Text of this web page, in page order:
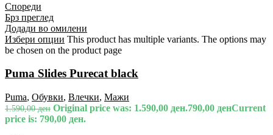
Спореди
Брз преглед
Додади во омилени
Избери опции This product has multiple variants. The options may
be chosen on the product page
Puma Slides Purecat black
Puma, Обувки, Влечки, Мажи
1.590,00ден Original price was: 1.590,00 ден.790,00 денCurrent
price is: 790,00 ден.